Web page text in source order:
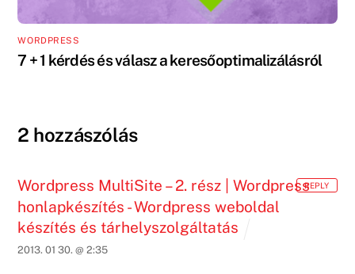
WORDPRESS
7 + 1 kérdés és válasz a keresőoptimalizálásról
2 hozzászólás
Wordpress MultiSite – 2. rész | Wordpress
honlapkészítés - Wordpress weboldal
készítés és tárhelyszolgáltatás
2013. 01 30. @ 2:35
REPLY